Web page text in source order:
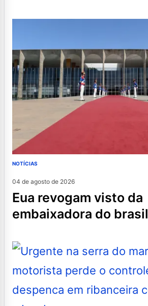
NOTÍCIAS
04 de agosto de 2026
eua revogam visto da
embaixadora do brasil